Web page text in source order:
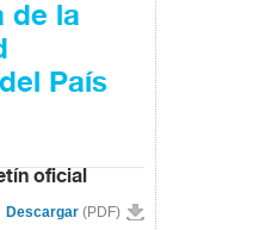
de la
País
oficial
Descargar (PDF)